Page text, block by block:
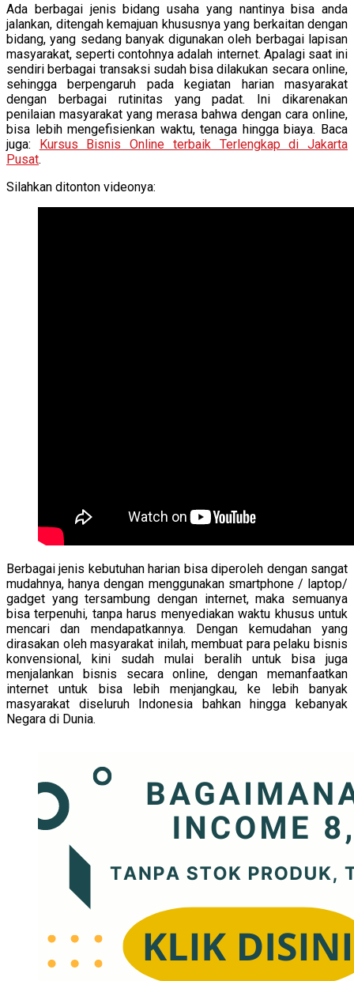
Ada berbagai jenis bidang usaha yang nantinya bisa anda
jalankan, ditengah kemajuan khususnya yang berkaitan dengan
bidang, yang sedang banyak digunakan oleh berbagai lapisan
masyarakat, seperti contohnya adalah internet. Apalagi saat ini
sendiri berbagai transaksi sudah bisa dilakukan secara online,
sehingga berpengaruh pada kegiatan harian masyarakat
dengan berbagai rutinitas yang padat. Ini dikarenakan
penilaian masyarakat yang merasa bahwa dengan cara online,
bisa lebih mengefisienkan waktu, tenaga hingga biaya. Baca
juga: Kursus Bisnis Online terbaik Terlengkap di Jakarta
Pusat.
Silahkan ditonton videonya:
Berbagai jenis kebutuhan harian bisa diperoleh dengan sangat
mudahnya, hanya dengan menggunakan smartphone / laptop/
gadget yang tersambung dengan internet, maka semuanya
bisa terpenuhi, tanpa harus menyediakan waktu khusus untuk
mencari dan mendapatkannya. Dengan kemudahan yang
dirasakan oleh masyarakat inilah, membuat para pelaku bisnis
konvensional, kini sudah mulai beralih untuk bisa juga
menjalankan bisnis secara online, dengan memanfaatkan
internet untuk bisa lebih menjangkau, ke lebih banyak
masyarakat diseluruh Indonesia bahkan hingga kebanyak
Negara di Dunia.